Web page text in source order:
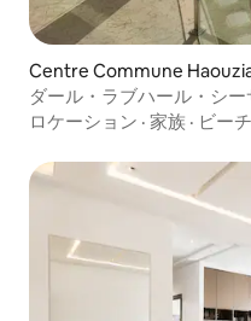
Centre Commune
ダール・ラブハール・シ
ロケーション · 家族 · ビーチ